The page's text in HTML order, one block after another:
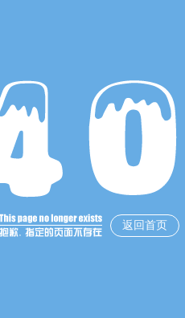
返回首页